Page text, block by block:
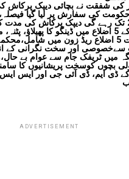
کی شفقت نے بچائی دیپک پرکاش
بہار کے 5 اضلاع میں ڈینگو کا پھیلاؤ،
سمیت 5 اضلاع ریڈ زون میں
سےخصوصی اور سخت نگرانی کے
میں ٹریفک جام سے عوام بے
بچوں کوسخت پریشانیوں کا
ڈی ایم، ڈی آئی جی اور ایس ایس
ADVERTISEMENT